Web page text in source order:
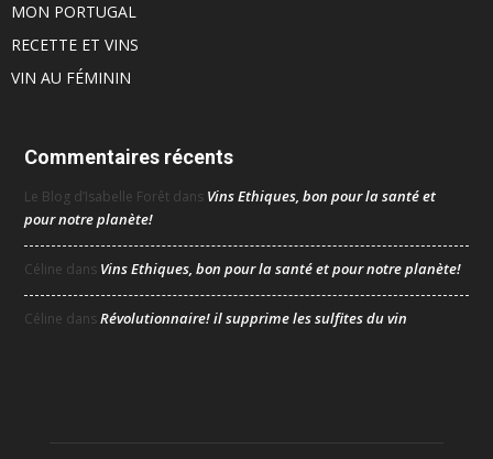
MON PORTUGAL
RECETTE ET VINS
VIN AU FÉMININ
Commentaires récents
Le Blog d’Isabelle Forêt dans Vins Ethiques, bon pour la santé et
pour notre planète!
Céline dans Vins Ethiques, bon pour la santé et pour notre planète!
Céline dansRévolutionnaire! il supprime les sulfites du vin